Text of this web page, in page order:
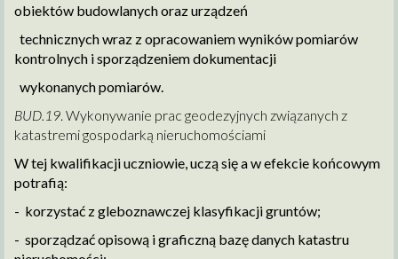
obiektów budowlanych oraz urządzeń
technicznych wraz z opracowaniem wyników pomiarów
kontrolnych i sporządzeniem dokumentacji
wykonanych pomiarów.
BUD.19. Wykonywanie prac geodezyjnych związanych z
katastremi gospodarką nieruchomościami
W tej kwalifikacji uczniowie, uczą się a w efekcie końcowym
potrafią:
- korzystać z gleboznawczej klasyfikacji gruntów;
- sporządzać opisową i graficzną bazę danych katastru